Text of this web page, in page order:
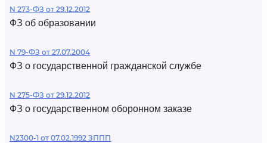
N 273-ФЗ от 29.12.2012
ФЗ об образовании
N 79-ФЗ от 27.07.2004
ФЗ о государственной гражданской службе
N 275-ФЗ от 29.12.2012
ФЗ о государственном оборонном заказе
N2300-1 от 07.02.1992 ЗППП